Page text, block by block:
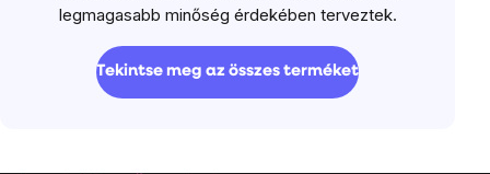
legmagasabb minőség érdekében terveztek.
Tekintse meg az összes terméket